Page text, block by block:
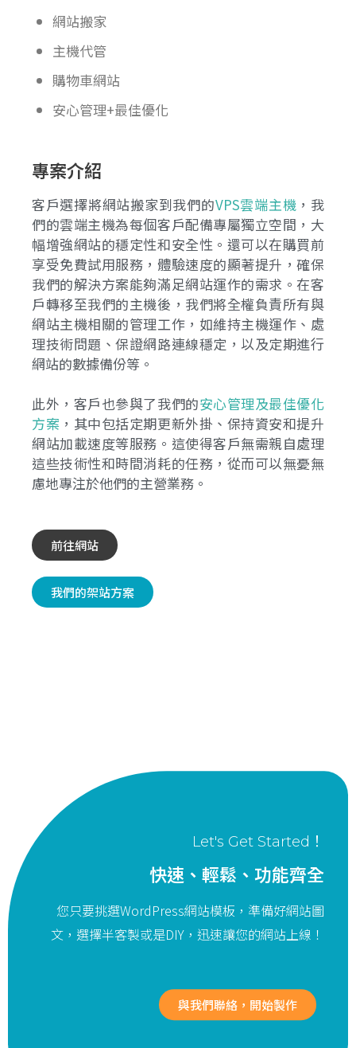
網站搬家
主機代管
購物車網站
安心管理+最佳優化
專案介紹
客戶選擇將網站搬家到我們的VPS雲端主機 ，我
們的雲端主機為每個客戶配備專屬獨立空間，大
幅增強網站的穩定性和安全性。還可以在購買前
享受免費試用服務，體驗速度的顯著提升，確保
我們的解決方案能夠滿足網站運作的需求。在客
戶轉移至我們的主機後，我們將全權負責所有與
網站主機相關的管理工作，如維持主機運作、處
理技術問題、保證網路連線穩定，以及定期進行
網站的數據備份等。
此外，客戶也參與了我們的安心管理及最佳優化
方案 ，其中包括定期更新外掛、保持資安和提升
網站加載速度等服務。這使得客戶無需親自處理
這些技術性和時間消耗的任務，從而可以無憂無
慮地專注於他們的主營業務。
前往網站
我們的架站方案
Let's Get Started！
快速、輕鬆、功能齊全
您只要挑選WordPress網站模板，準備好網站圖
文，選擇半客製或是DIY，迅速讓您的網站上線！
與我們聯絡，開始製作